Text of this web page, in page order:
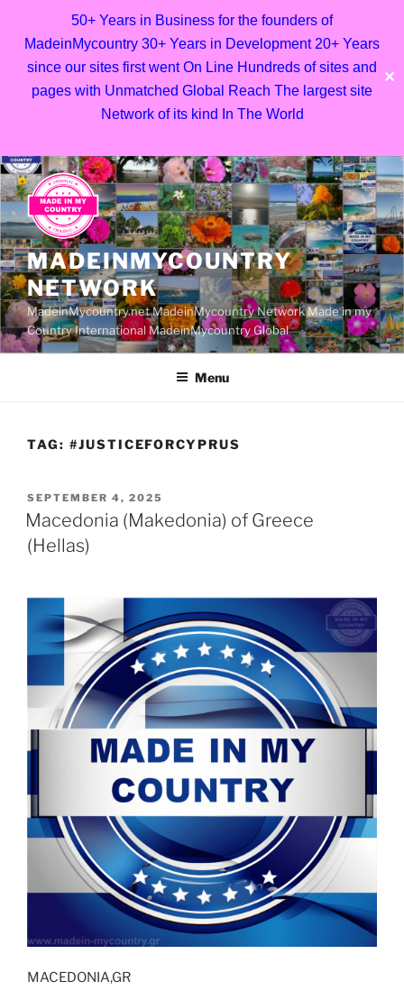
50+ Years in Business for the founders of
MadeinMycountry 30+ Years in Development 20+ Years
since our sites first went On Line Hundreds of sites and
pages with Unmatched Global Reach The largest site
Network of its kind In The World
✕
Skip
to
content
MADEINMYCOUNTRY
NETWORK
MadeinMycountry.net MadeinMycountry Network Made in my
Country International MadeinMycountry Global
Menu
TAG: #JUSTICEFORCYPRUS
POSTED
ON
SEPTEMBER 4, 2025
Macedonia (Makedonia) of Greece
(Hellas)
MACEDONIA,GR